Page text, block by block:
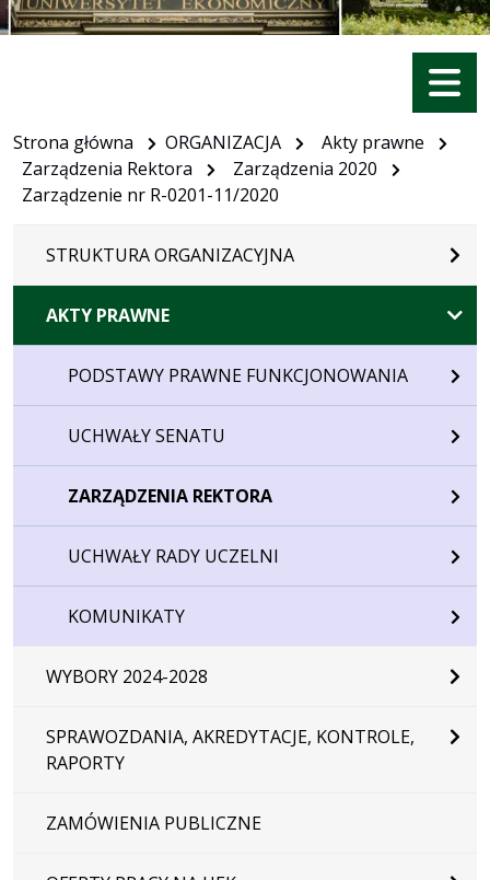
Menu
Strona główna ORGANIZACJA
Akty prawne
Zarządzenia Rektora
Zarządzenia 2020
Zarządzenie nr R-0201-11/2020
STRUKTURA ORGANIZACYJNA
AKTY PRAWNE
PODSTAWY PRAWNE FUNKCJONOWANIA
UCHWAŁY SENATU
ZARZĄDZENIA REKTORA
UCHWAŁY RADY UCZELNI
KOMUNIKATY
WYBORY 2024-2028
SPRAWOZDANIA, AKREDYTACJE, KONTROLE,
RAPORTY
ZAMÓWIENIA PUBLICZNE